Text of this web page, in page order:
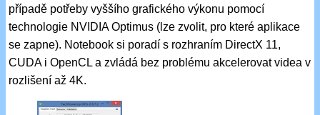
případě potřeby vyššího grafického výkonu pomocí
technologie NVIDIA Optimus (lze zvolit, pro které aplikace
se zapne). Notebook si poradí s rozhraním DirectX 11,
CUDA i OpenCL a zvládá bez problému akcelerovat videa v
rozlišení až 4K.